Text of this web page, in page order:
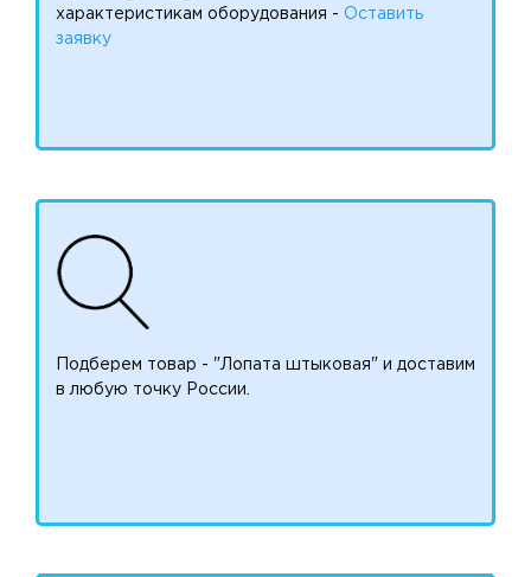
характеристикам оборудования - Оставить
заявку
Подберем товар - "Лопата штыковая" и доставим
в любую точку России.